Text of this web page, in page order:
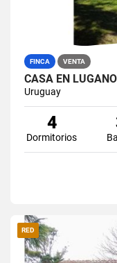
FINCA VENTA
CASA EN
Uruguay
4
Dormitorios
RED